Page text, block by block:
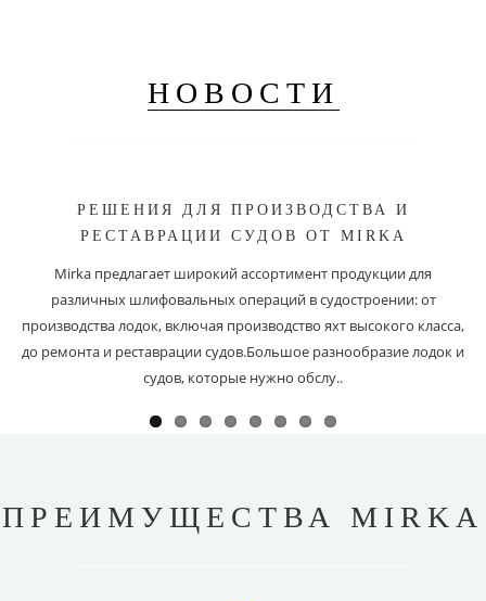
НОВОСТИ
РЕШЕНИЯ ДЛЯ ПРОИЗВОДСТВА И
РЕСТАВРАЦИИ СУДОВ ОТ MIRKA
Mirka предлагает широкий ассортимент продукции для
различных шлифовальных операций в судостроении: от
производства лодок, включая производство яхт высокого класса,
до ремонта и реставрации судов.Большое разнообразие лодок и
судов, которые нужно обслу..
ПРЕИМУЩЕСТВА MIRKA